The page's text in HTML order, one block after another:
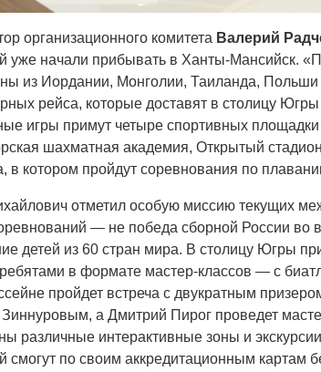
организационного комитета Валерий
уже начали прибывать в Ханты-Мансийск.
из Иордании, Монголии, Таиланда,
рейса, которые доставят в столицу Югры
игры примут четыре спортивных
шахматная академия, Открытый
в котором пройдут соревнования по
отметил особую миссию текущих
— не победа сборной России во
детей из 60 стран мира. В столицу Югры
в формате мастер-классов — с
пройдет встреча с двукратным
а Дмитрий Пирог проведет
различные интерактивные зоны и
смогут по своим аккредитационным картам